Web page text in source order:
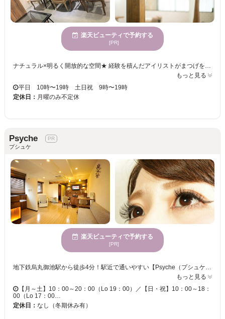
楽天ビューティで予約する
[PR]
もっと見る
平日 10時〜19時 土日祝 9時〜19時
定休日： 月曜のみ不定休
Psyche
プシュケ
楽天ビューティで予約する
[PR]
もっと見る
【月～土】10：00～20：00（Lo 19：00）／【日・祝】10：00～18：
00（Lo 17：00…
定休日： なし（冬期休み有）